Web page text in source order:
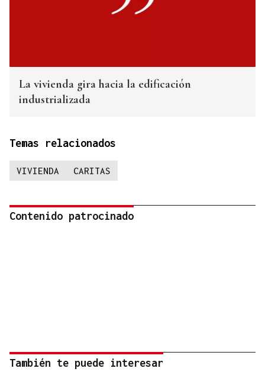
La vivienda gira hacia la edificación
industrializada
Temas relacionados
VIVIENDA CARITAS
Contenido patrocinado
También te puede interesar